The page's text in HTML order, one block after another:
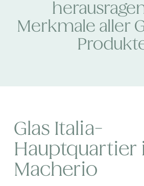
Merkmale aller
Glas Italia-
Hauptquartier
Macherio